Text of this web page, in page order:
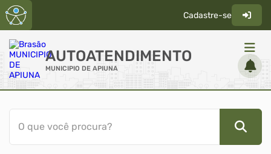
Cadastre-se
AUTOATENDIMENTO
MUNICIPIO DE APIUNA
ACESSO RÁPIDO
Acessibilidade
O que você procura?